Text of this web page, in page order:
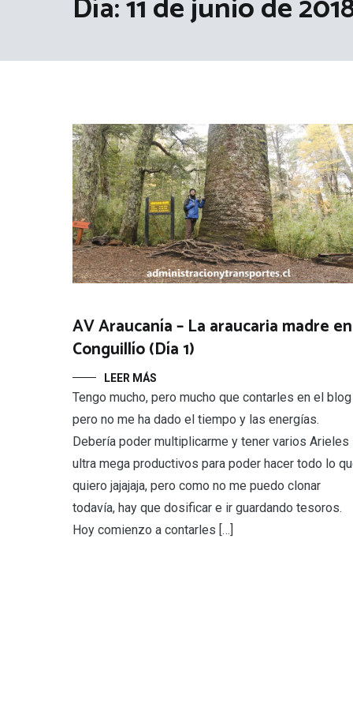
AV Araucanía – La araucaria madre en
Conguillío (Día 1)
LEER MÁS
Tengo mucho, pero mucho que contarles en el blog
pero no me ha dado el tiempo y las energías.
Debería poder multiplicarme y tener varios Arieles
ultra mega productivos para poder hacer todo lo
quiero jajajaja, pero como no me puedo clonar
todavía, hay que dosificar e ir guardando tesoros.
Hoy comienzo a contarles […]